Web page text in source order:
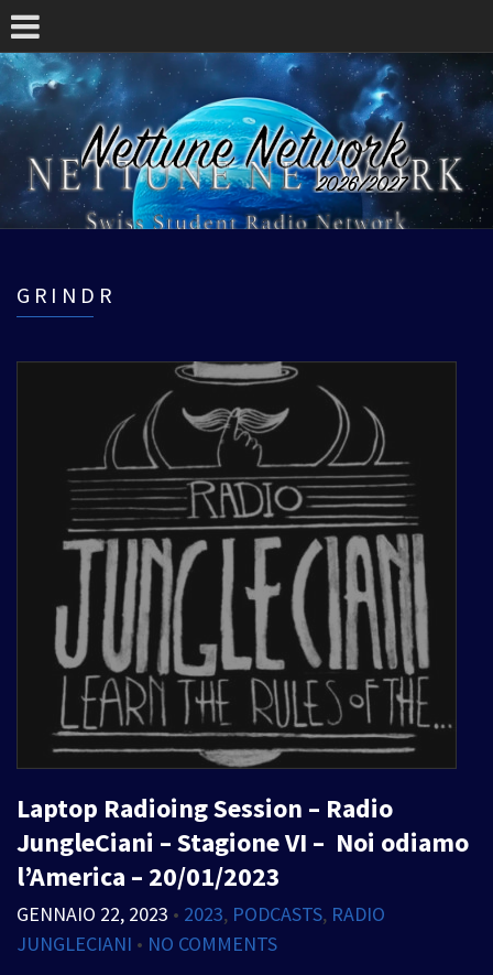
GRINDR
Laptop Radioing Session – Radio
JungleCiani – Stagione VI – Noi odiamo
l’America – 20/01/2023
GENNAIO 22, 2023 • 2023, PODCASTS, RADIO
JUNGLECIANI • NO COMMENTS